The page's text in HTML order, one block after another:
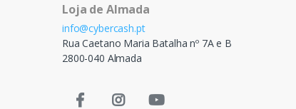
Loja de Almada
info@cybercash.pt
Rua Caetano Maria Batalha nº 7A e B
2800-040 Almada